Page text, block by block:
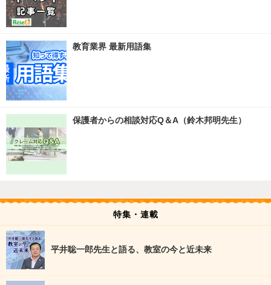
教育業界 最新用語集
保護者からの相談対応Q＆A（鈴木邦明先生）
特集・連載
平井聡一郎先生と語る、教室の今と近未来